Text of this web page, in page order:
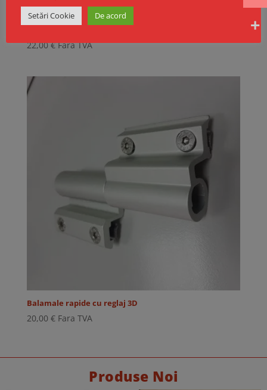
22,00€ Fara TVA
Balamale rapide cu reglaj 3D
20,00 € Fara TVA
Produse Noi
Setări Cookie De acord